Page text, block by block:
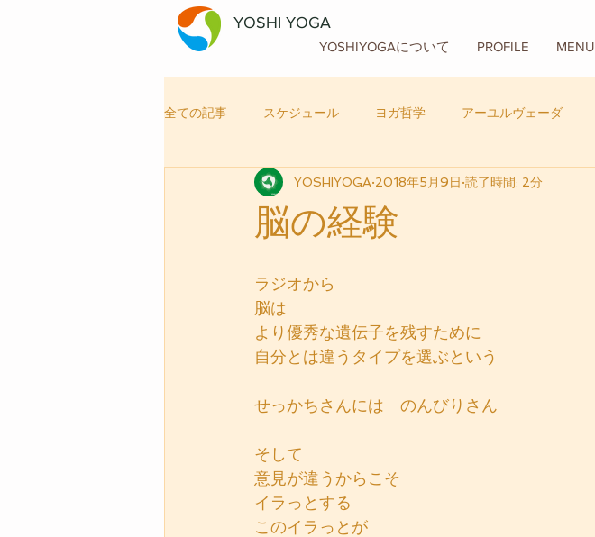
YOSHI YOGA
YOSHIYOGAについて PROFILE MENU
全ての記事 スケジュール ヨガ哲学 アーユルヴェーダ
自律神経メンテナンス ヨガ フード バリ
脳の経験
YOSHIYOGA 2018年5月9日 読了時間: 2分
ラジオから
脳は
より優秀な遺伝子を残すために
自分とは違うタイプを選ぶという
せっかちさんには　のんびりさん
そして
意見が違うからこそ
イラっとする
このイラっとが